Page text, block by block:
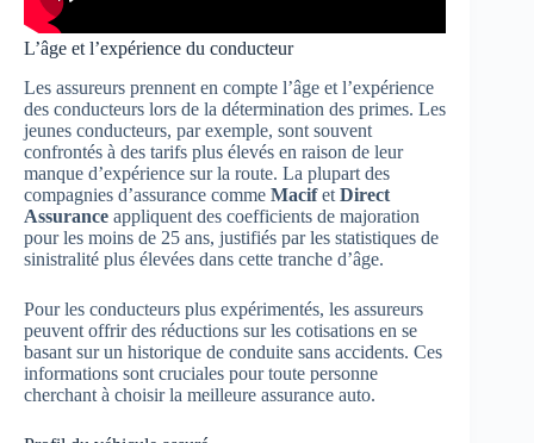
L’âge et l’expérience du conducteur
Les assureurs prennent en compte l’âge et l’expérience
des conducteurs lors de la détermination des primes. Les
jeunes conducteurs, par exemple, sont souvent
confrontés à des tarifs plus élevés en raison de leur
manque d’expérience sur la route. La plupart des
compagnies d’assurance comme Macifet Direct
Assurance appliquent des coefficients de majoration
pour les moins de 25 ans, justifiés par les statistiques de
sinistralité plus élevées dans cette tranche d’âge.
Pour les conducteurs plus expérimentés, les assureurs
peuvent offrir des réductions sur les cotisations en se
basant sur un historique de conduite sans accidents. Ces
informations sont cruciales pour toute personne
cherchant à choisir la meilleure assurance auto.